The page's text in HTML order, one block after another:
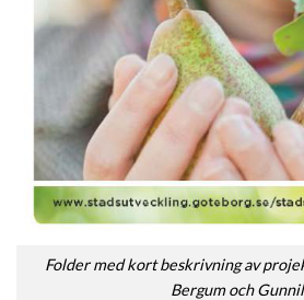
Folder med kort beskrivning av
Bergum och